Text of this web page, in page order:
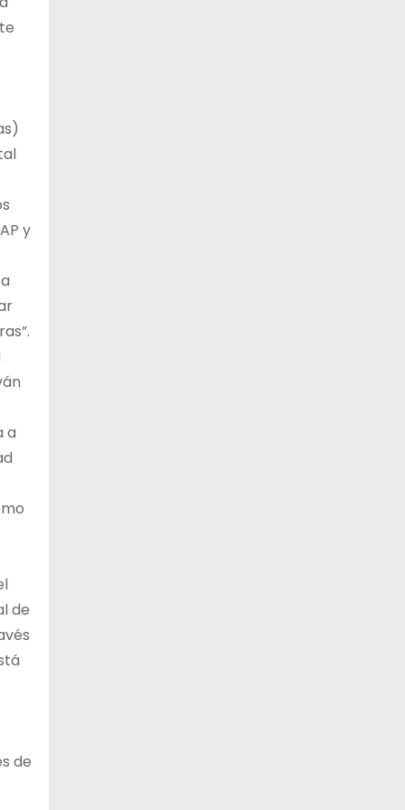
y
a
de
de